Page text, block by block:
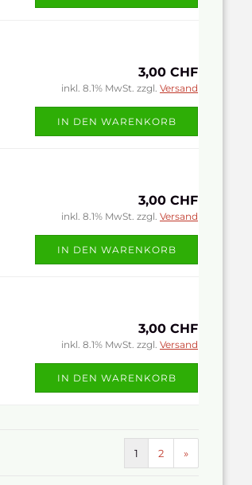
3,00 CHF
inkl. 8.1% MwSt. zzgl. Versand
IN DEN WARENKORB
3,00 CHF
inkl. 8.1% MwSt. zzgl. Versand
IN DEN WARENKORB
3,00 CHF
inkl. 8.1% MwSt. zzgl. Versand
IN DEN WARENKORB
1 2 »